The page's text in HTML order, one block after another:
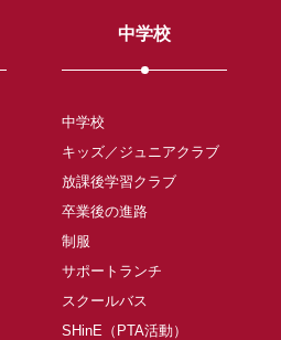
中学校
中学校
キッズ／ジュニアクラブ
放課後学習クラブ
卒業後の進路
制服
サポートランチ
スクールバス
SHinE（PTA活動）